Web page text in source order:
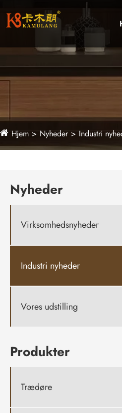
Hjem Nyheder Industri
Nyheder
Virksomhedsnyheder
Industri nyheder
Vores udstilling
Produkter
Trædøre